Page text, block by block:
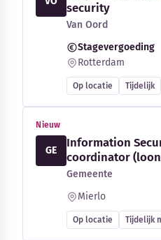
security
Van Oord
Stagevergoeding
Rotterdam
Op locatie Tijdelijk
Nieuw
GE
Information
coordinator
Gemeente
Mierlo
Op locatie Tijdelijk